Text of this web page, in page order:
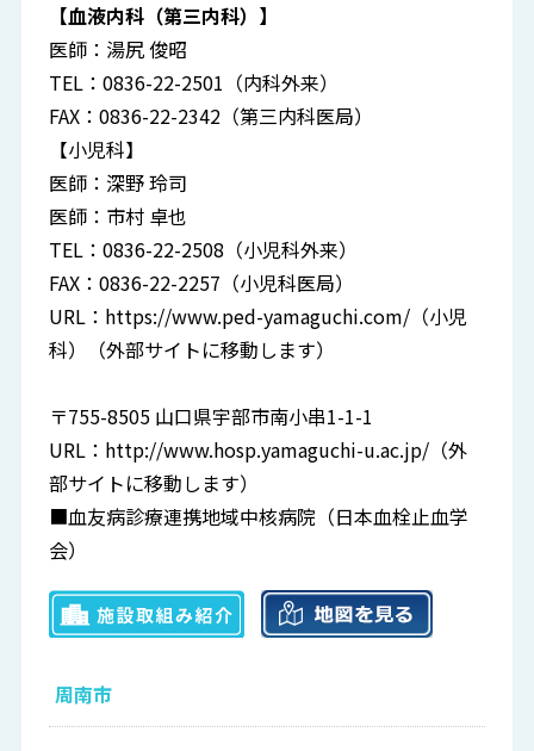
【血液内科（第三内科）】
医師：湯尻 俊昭
TEL：0836-22-2501（内科外来）
FAX：0836-22-2342（第三内科医局）
【小児科】
医師：深野 玲司
医師：市村 卓也
TEL：0836-22-2508（小児科外来）
FAX：0836-22-2257（小児科医局）
URL： https://www.ped-yamaguchi.com/ （小児
科）（外部サイトに移動します）
〒755-8505 山口県宇部市南小串1-1-1
URL： http://www.hosp.yamaguchi-u.ac.jp/ （外
部サイトに移動します）
■血友病診療連携地域中核病院（日本血栓止血学
会）
周南市